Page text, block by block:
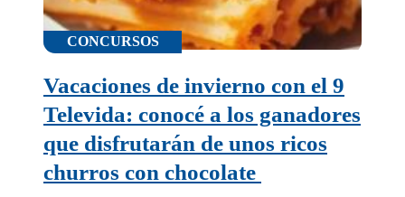
CONCURSOS
Vacaciones de invierno con el 9
Televida: conocé a los ganadores
que disfrutarán de unos ricos
churros con chocolate